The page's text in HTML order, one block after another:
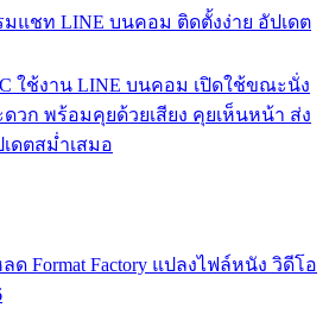
มแชท LINE บนคอม ติดตั้งง่าย อัปเดต
ใช้งาน LINE บนคอม เปิดใช้ขณะนั่ง
วก พร้อมคุยด้วยเสียง คุยเห็นหน้า ส่ง
ดตสม่ำเสมอ
ลด Format Factory แปลงไฟล์หนัง วิดีโอ